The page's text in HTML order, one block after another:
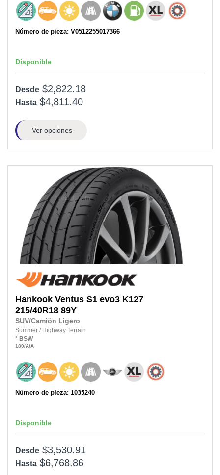
Número de pieza: V0512255017366
Disponible
Desde $2,822.18
Hasta $4,811.40
Ver opciones
Hankook Ventus S1 evo3 K127
215/40R18 89Y
SUV/Camión Ligero
Summer / Highway Terrain
* BSW
180/A/A
Número de pieza: 1035240
Disponible
Desde $3,530.91
Hasta $6,768.86